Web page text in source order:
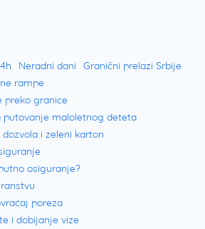
Neradni dani
Granični prelazi Srbije
rampe
preko granice
putovanje maloletnog deteta
i zeleni karton
osiguranje?
poreza
i dobijanje vize